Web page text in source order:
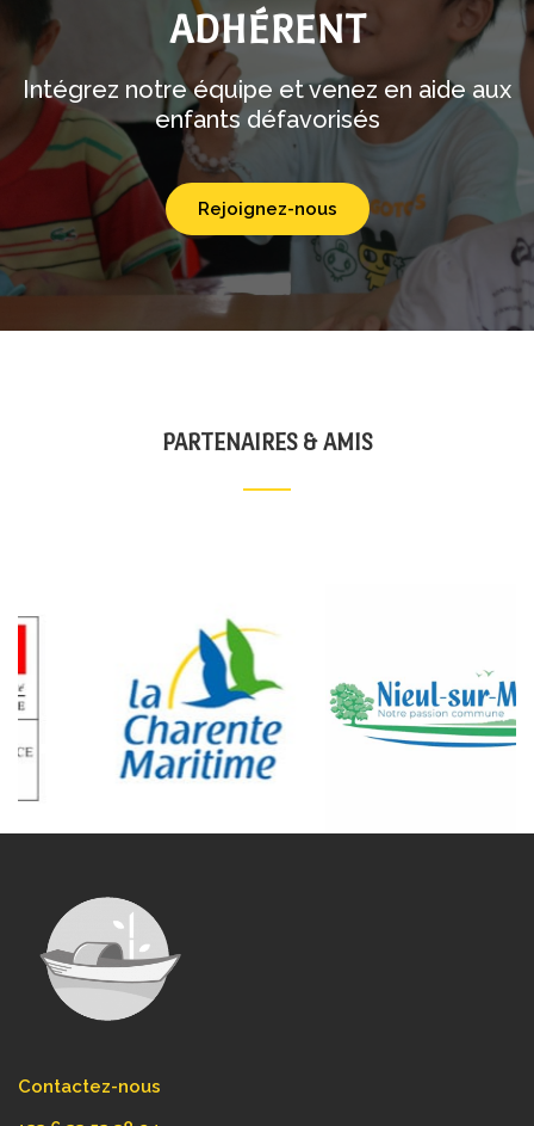
ADHÉRENT
Intégrez notre équipe et venez en aide aux
enfants défavorisés
Rejoignez-nous
PARTENAIRES & AMIS
Contactez-nous